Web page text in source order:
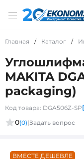
Главная / Каталог /
MAKITA
packaging)
Код товара: DGA506Z-SP
0(0)|Задать вопрос
ВМЕСТЕ ДЕШЕВЛЕ